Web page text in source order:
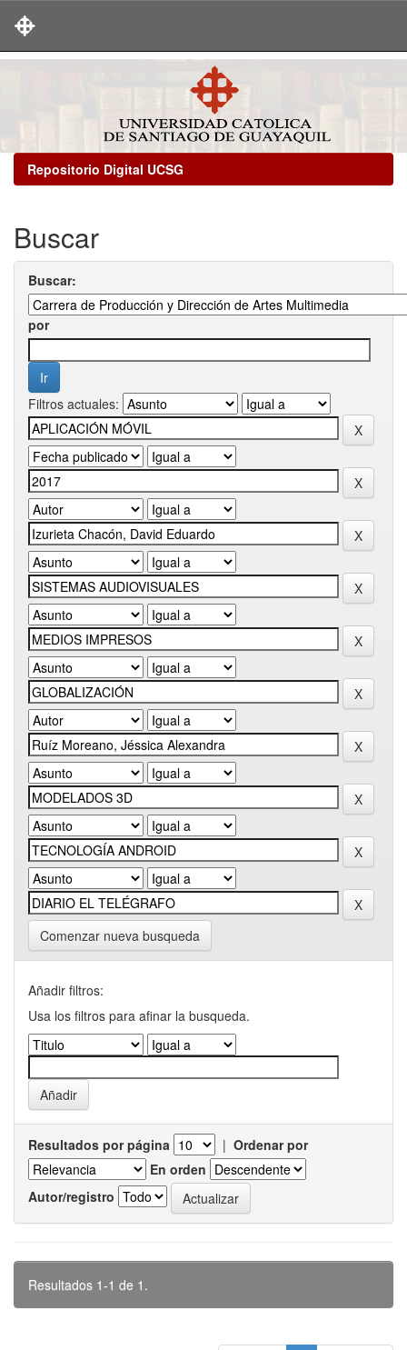
Repositorio Digital UCSG
Buscar
Buscar:
por
Filtros actuales:
Comenzar nueva busqueda
Añadir filtros:
Usa los filtros para afinar la busqueda.
Resultados por página | Ordenar por
En orden
Autor/registro
Resultados 1-1 de 1.